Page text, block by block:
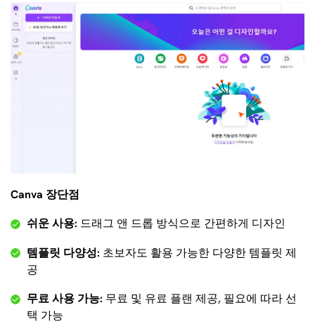
Canva 장단점
쉬운 사용: 드래그 앤 드롭 방식으로 간편하게 디자인
템플릿 다양성: 초보자도 활용 가능한 다양한 템플릿 제
공
무료 사용 가능: 무료 및 유료 플랜 제공, 필요에 따라 선
택 가능